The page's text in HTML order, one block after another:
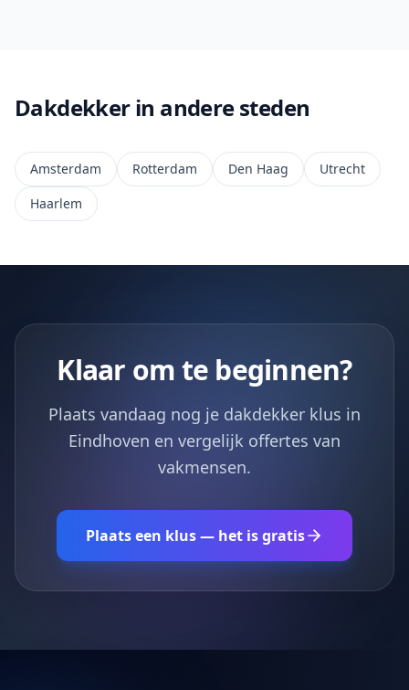
Dakdekker in andere steden
Amsterdam Rotterdam Den Haag
Utrecht
Haarlem
Klaar om te beginnen?
Plaats vandaag nog je dakdekker klus in
Eindhoven en vergelijk offertes van
vakmensen.
Plaats een klus — het is gratis